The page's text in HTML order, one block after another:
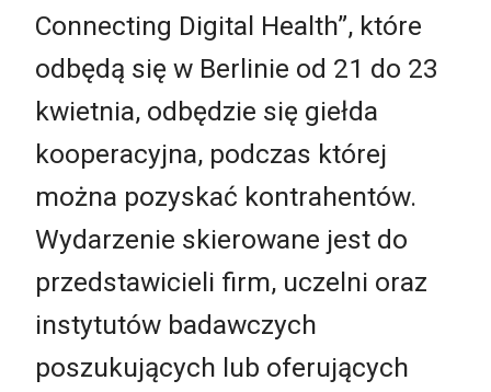
Connecting Digital Health”, które
odbędą się w Berlinie od 21 do 23
kwietnia, odbędzie się giełda
kooperacyjna, podczas której
można pozyskać kontrahentów.
Wydarzenie skierowane jest do
przedstawicieli firm, uczelni oraz
instytutów badawczych
poszukujących lub oferujących